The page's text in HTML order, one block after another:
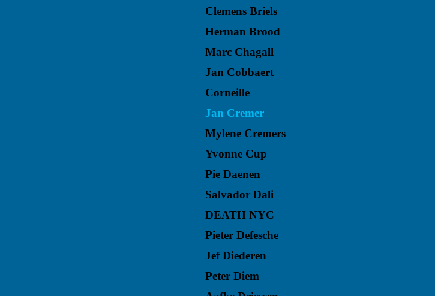
Clemens Briels
Herman Brood
Marc Chagall
Jan Cobbaert
Corneille
Jan Cremer
Mylene Cremers
Yvonne Cup
Pie Daenen
Salvador Dali
DEATH NYC
Pieter Defesche
Jef Diederen
Peter Diem